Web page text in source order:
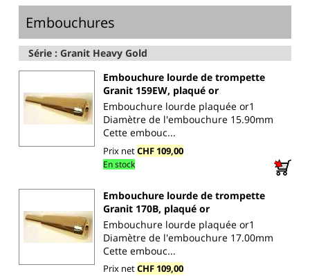
Embouchures
Série : Granit Heavy Gold
Embouchure lourde de trompette
Granit 159EW, plaqué or
Embouchure lourde plaquée or1
Diamètre de l'embouchure 15.90mm
Cette embouc...
Prix netCHF 109,00
En stock
Embouchure lourde de trompette
Granit 170B, plaqué or
Embouchure lourde plaquée or1
Diamètre de l'embouchure 17.00mm
Cette embouc...
Prix netCHF 109,00